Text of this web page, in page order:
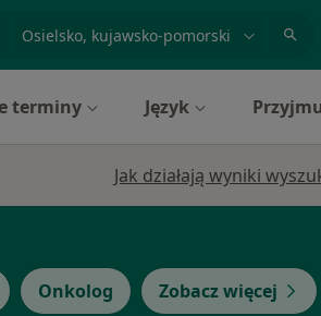
terminy Język
Jak działają wyniki
Onkolog Zobacz więcej